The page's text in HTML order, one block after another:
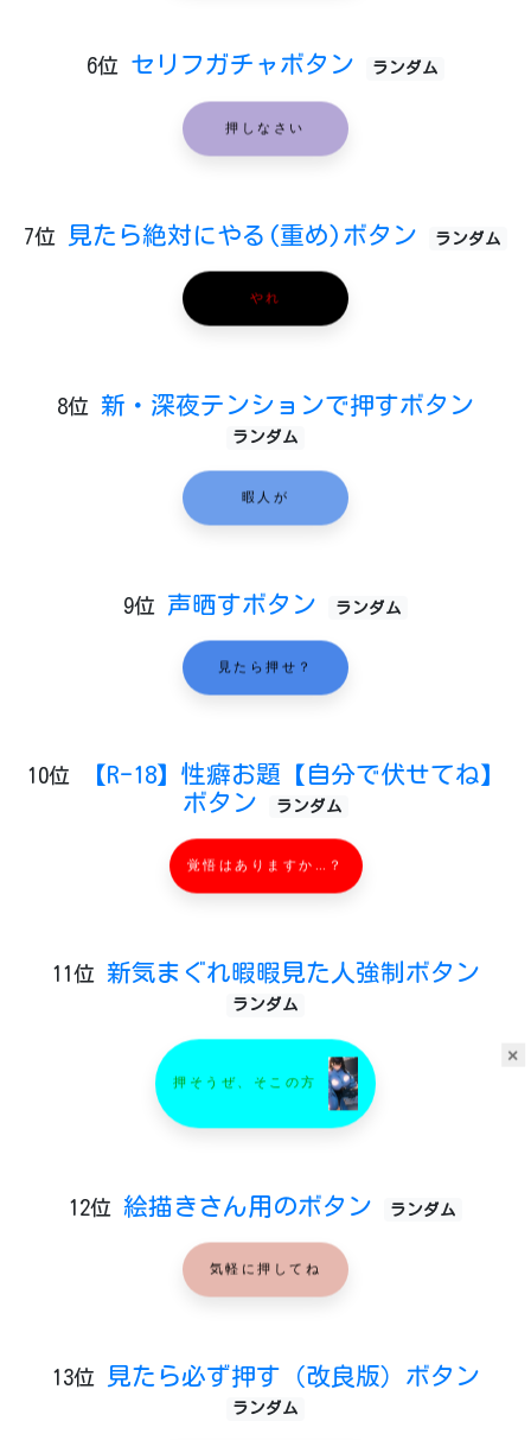
×
6位 セリフガチャボタン ランダム
押しなさい
7位 見たら絶対にやる(重め)ボタン ランダム
やれ
8位 新・深夜テンションで押すボタン
ランダム
暇人が
9位 声晒すボタン ランダム
見たら押せ？
10位
【R-18】性癖お題【自分で伏せてね】
ボタン
ランダム
覚悟はありますか…？
11位 新気まぐれ暇暇見た人強制ボタン
ランダム
押そうぜ、そこの方
12位 絵描きさん用のボタン ランダム
気軽に押してね
13位 見たら必ず押す（改良版）ボタン
ランダム